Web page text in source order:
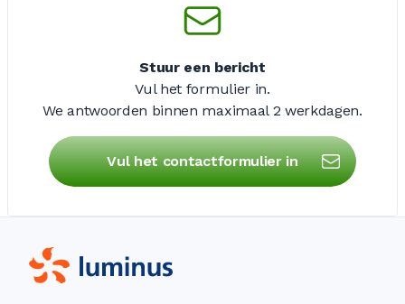
Stuur een bericht
Vul het formulier in.
We antwoorden binnen maximaal 2 werkdagen.
Vul het contactformulier in